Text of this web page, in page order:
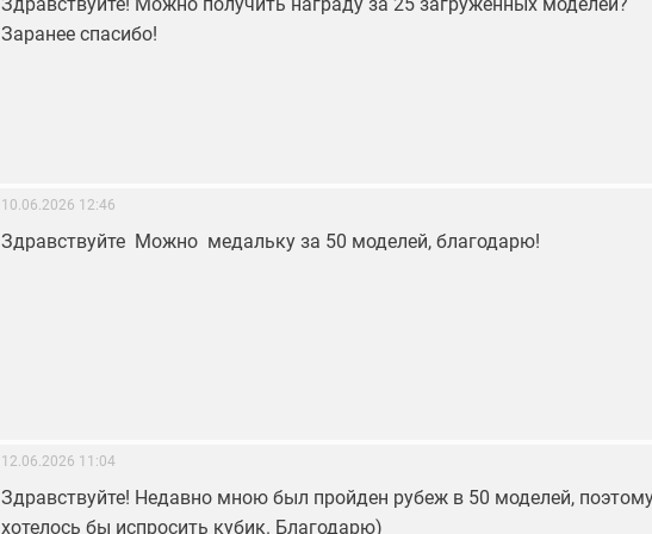
Здравствуйте! Можно получить награду за 25 загруженных моделей?
Заранее спасибо!
10.06.2026 12:46
Здравствуйте Можно медальку за 50 моделей, благодарю!
12.06.2026 11:04
Здравствуйте! Недавно мною был пройден рубеж в 50 моделей,
хотелось бы испросить кубик. Благодарю)